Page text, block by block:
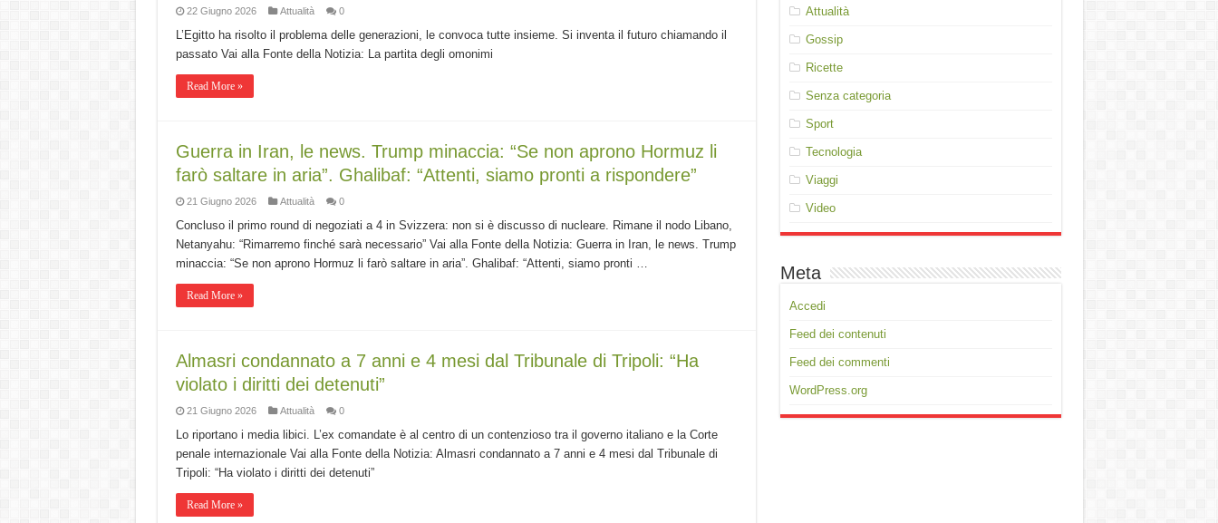
22 Giugno 2026 Attualità 0
L’Egitto ha risolto il problema delle generazioni, le convoca tutte insieme. Si inventa il futuro chiamando il
passato Vai alla Fonte della Notizia: La partita degli omonimi
Read More »
Guerra in Iran, le news. Trump minaccia: “Se non aprono Hormuz li
farò saltare in aria”. Ghalibaf: “Attenti, siamo pronti a rispondere”
21 Giugno 2026 Attualità 0
Concluso il primo round di negoziati a 4 in Svizzera: non si è discusso di nucleare. Rimane il nodo Libano,
Netanyahu: “Rimarremo finché sarà necessario” Vai alla Fonte della Notizia: Guerra in Iran, le news. Trump
minaccia: “Se non aprono Hormuz li farò saltare in aria”. Ghalibaf: “Attenti, siamo pronti …
Read More »
Almasri condannato a 7 anni e 4 mesi dal Tribunale di Tripoli: “Ha
violato i diritti dei detenuti”
21 Giugno 2026 Attualità 0
Lo riportano i media libici. L’ex comandate è al centro di un contenzioso tra il governo italiano e la Corte
penale internazionale Vai alla Fonte della Notizia: Almasri condannato a 7 anni e 4 mesi dal Tribunale di
Tripoli: “Ha violato i diritti dei detenuti”
Read More »
Attualità
Gossip
Ricette
Senza categoria
Sport
Tecnologia
Viaggi
Video
Meta
Accedi
Feed dei contenuti
Feed dei commenti
WordPress.org